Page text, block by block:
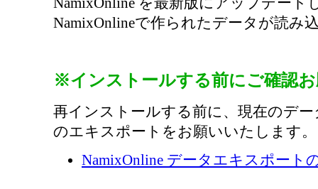
NamixOnlineで作られたデータが読み
※インストールする前にご確認
再インストールする前に、現在のデ
のエキスポートをお願いいたします。
NamixOnline データエキスポート